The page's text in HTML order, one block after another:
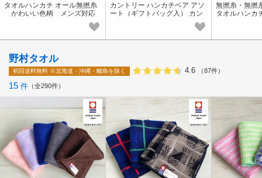
タオルハンカチ オール無撚糸
かわいい色柄 メンズ対応
カントリー ハンカチベア アソ
ート（ギフトバッグ入） カン
無撚糸・無撚
タオルハンカ
野村タオル
初回送料無料 ※北海道・沖縄・離島を除く 4.6 （87件）
15 件 全290件